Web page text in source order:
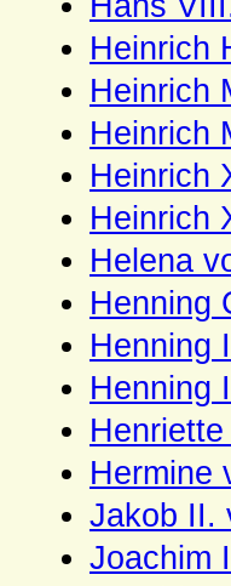
Heinrich
Heinrich
Heinrich
Heinrich
Heinrich
Helena
Henning
Henning
Henning
Hermine
Jakob II.
Joachim